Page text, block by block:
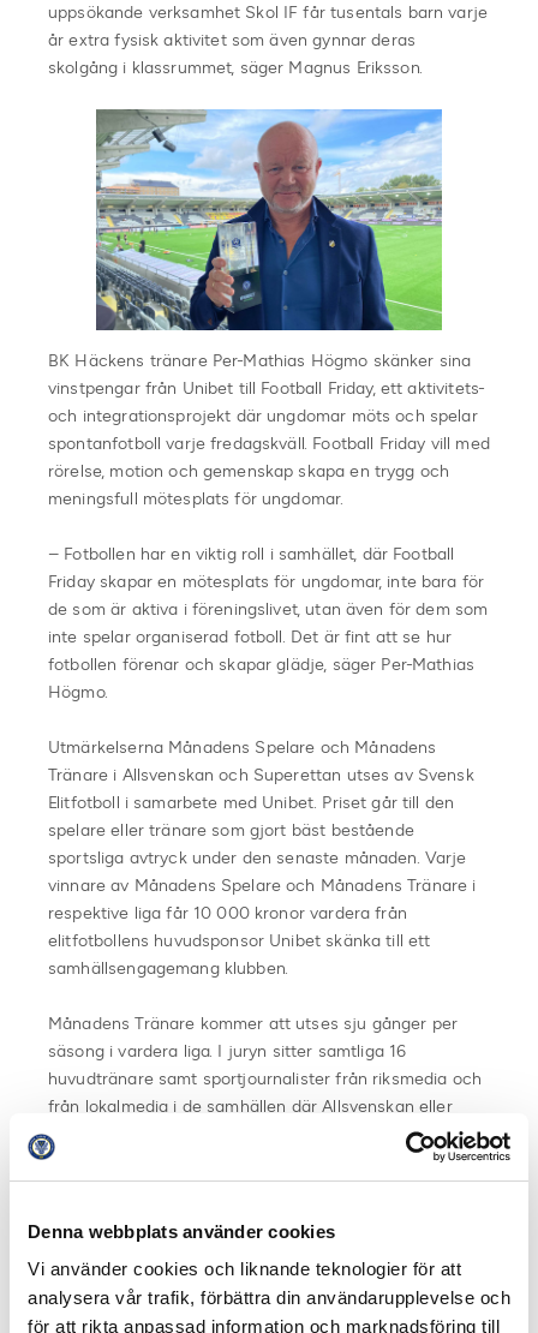
Denna webbplats använder cookies
Vi använder cookies och liknande teknologier för att
analysera vår trafik, förbättra din användarupplevelse och
för att rikta anpassad information och marknadsföring till
uppsökande verksamhet Skol IF får tusentals barn varje
år extra fysisk aktivitet som även gynnar deras
skolgång i klassrummet, säger Magnus Eriksson.
BK Häckens tränare Per-Mathias Högmo skänker sina
vinstpengar från Unibet till Football Friday, ett aktivitets-
och integrationsprojekt där ungdomar möts och spelar
spontanfotboll varje fredagskväll. Football Friday vill med
rörelse, motion och gemenskap skapa en trygg och
meningsfull mötesplats för ungdomar.
– Fotbollen har en viktig roll i samhället, där Football
Friday skapar en mötesplats för ungdomar, inte bara för
de som är aktiva i föreningslivet, utan även för dem som
inte spelar organiserad fotboll. Det är fint att se hur
fotbollen förenar och skapar glädje, säger Per-Mathias
Högmo.
Utmärkelserna Månadens Spelare och Månadens
Tränare i Allsvenskan och Superettan utses av Svensk
Elitfotboll i samarbete med Unibet. Priset går till den
spelare eller tränare som gjort bäst bestående
sportsliga avtryck under den senaste månaden. Varje
vinnare av Månadens Spelare och Månadens Tränare i
respektive liga får 10 000 kronor vardera från
elitfotbollens huvudsponsor Unibet skänka till ett
samhällsengagemang klubben.
Månadens Tränare kommer att utses sju gånger per
säsong i vardera liga. I juryn sitter samtliga 16
huvudtränare samt sportjournalister från riksmedia och
från lokalmedia i de samhällen där Allsvenskan eller
Superettan spelas. Juryn röstar varje månad fram tre
finalister till utmärkelsen. Därefter får supportrar
allsvenskan.se och superettan.se. En totalsumma räknas
sedan samman där media, lagkaptener och supportrar
står för varsin tredjedel och en vinnare utses.